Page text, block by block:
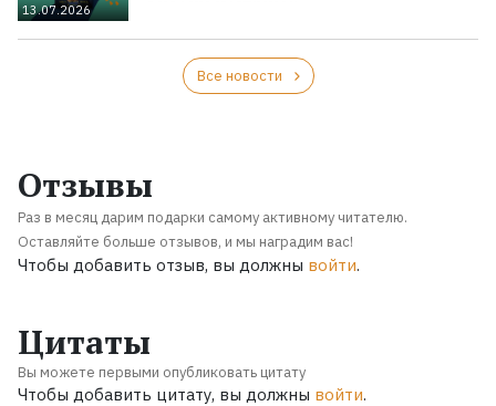
13.07.2026
Все новости
Отзывы
Раз в месяц дарим подарки самому активному читателю.
Оставляйте больше отзывов, и мы наградим вас!
Чтобы добавить отзыв, вы должны войти.
Цитаты
Вы можете первыми опубликовать цитату
Чтобы добавить цитату, вы должны войти.